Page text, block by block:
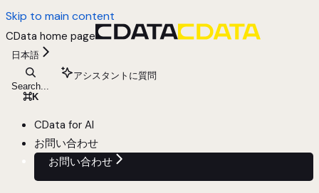
Skip to main content
CData home page
日本語
Search...
⌘K
アシスタントに質問
CData for AI
お問い合わせ
お問い合わせ